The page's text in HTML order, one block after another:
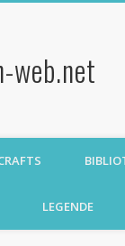
web.net
LEGENDE